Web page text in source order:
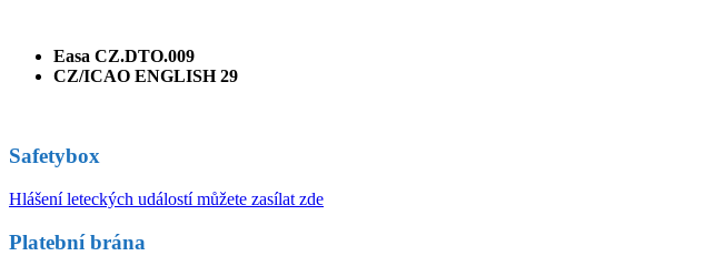
Easa CZ.DTO.009
CZ/ICAO ENGLISH 29
Safetybox
Hlášení leteckých událostí můžete zasílat zde
Platební brána